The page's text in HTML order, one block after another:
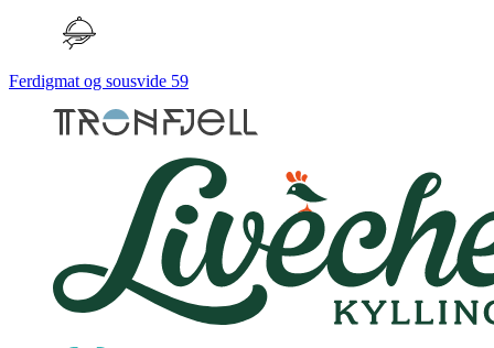
Ferdigmat og sousvide 59